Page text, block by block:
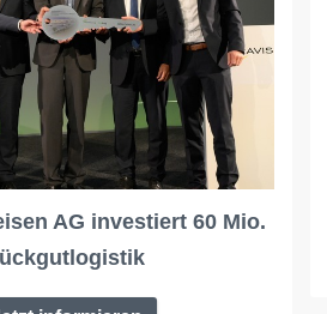
AG investiert 60 Mio.